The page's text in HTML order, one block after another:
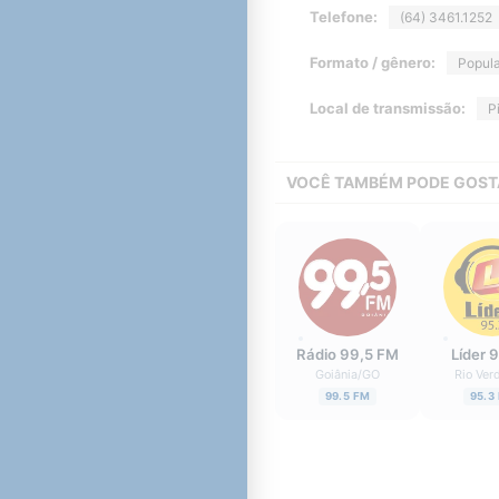
Telefone: (64) 3461.1252
Formato / gênero:
Local de transmissão:
VOCÊ TAMBÉM PODE
Rádio 99,5 FM
Goiânia/GO
99.5 FM
Líder
Rio
95.3